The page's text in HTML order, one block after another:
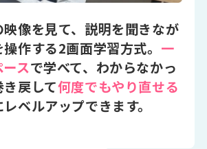
像を見て、説明を聞きなが
作する2画面学習方式。 一
スで学べて、わからなかっ
戻して何度でもやり直せる
ベルアップできます。